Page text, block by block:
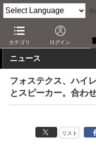
カテゴリ ログイン
AV Watch 製品 USB DAC
ニュース
フォステクス、ハイ
とスピーカー。合わ
リスト